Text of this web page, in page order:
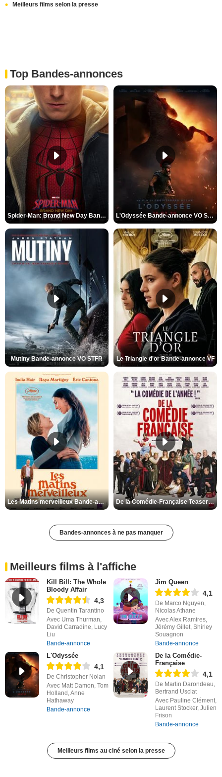
Meilleurs films selon la presse
Top Bandes-annonces
Spider-Man: Brand New Day Bande-annonce VO STFR L'Odyssée Bande-annonce VO STFR
Mutiny Bande-annonce VO STFR Le Triangle d'or Bande-annonce VF
Les Matins merveilleux Bande-annonce VF De la Comédie-Française Teaser VF
Bandes-annonces à ne pas manquer
Meilleurs films à l'affiche
Kill Bill: The Whole
Bloody Affair
4,3
De Quentin Tarantino
Avec Uma Thurman,
David Carradine, Lucy
Liu
Bande-annonce
Jim Queen
4,1
De Marco Nguyen,
Nicolas Athane
Avec Alex Ramires,
Jérémy Gillet, Shirley
Souagnon
Bande-annonce
L'Odyssée
4,1
De Christopher Nolan
Avec Matt Damon, Tom
Holland, Anne
Hathaway
Bande-annonce
De la Comédie-
Française
4,1
De Martin Darondeau,
Bertrand Usclat
Avec Pauline Clément,
Laurent Stocker, Julien
Frison
Bande-annonce
Meilleurs films au ciné selon la presse